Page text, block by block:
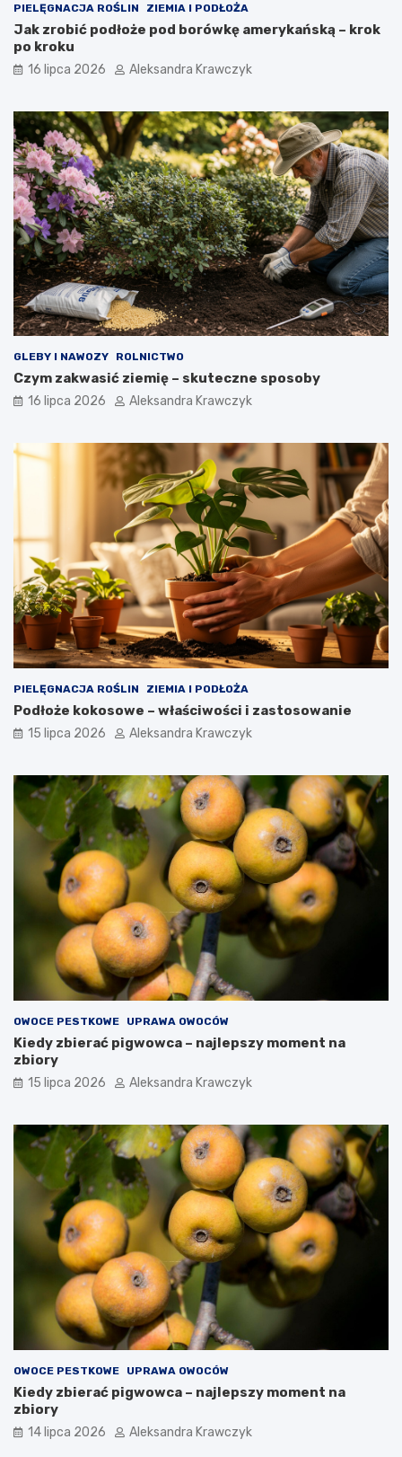
PIELĘGNACJA ROŚLIN ZIEMIA I PODŁOŻA
Jak zrobić podłoże pod borówkę amerykańską – krok
po kroku
16 lipca 2026 Aleksandra Krawczyk
GLEBY I NAWOZY ROLNICTWO
Czym zakwasić ziemię – skuteczne sposoby
16 lipca 2026 Aleksandra Krawczyk
PIELĘGNACJA ROŚLIN ZIEMIA I PODŁOŻA
Podłoże kokosowe – właściwości i zastosowanie
15 lipca 2026 Aleksandra Krawczyk
OWOCE PESTKOWE UPRAWA OWOCÓW
Kiedy zbierać pigwowca – najlepszy moment na
zbiory
15 lipca 2026 Aleksandra Krawczyk
OWOCE PESTKOWE UPRAWA OWOCÓW
Kiedy zbierać pigwowca – najlepszy moment na
zbiory
14 lipca 2026 Aleksandra Krawczyk